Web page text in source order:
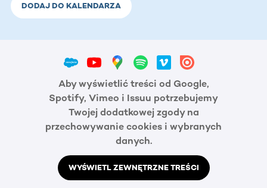
DODAJ DO KALENDARZA
Aby wyświetlić treści od Google,
Spotify, Vimeo i Issuu potrzebujemy
Twojej dodatkowej zgody na
przechowywanie cookies i wybranych
danych.
WYŚWIETL ZEWNĘTRZNE TREŚCI